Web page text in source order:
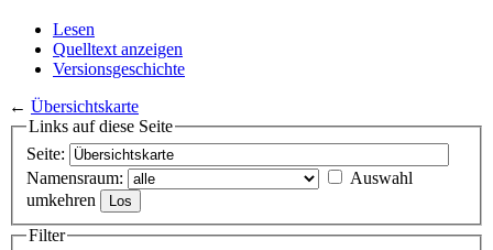
Lesen
Quelltext anzeigen
Versionsgeschichte
← Übersichtskarte
Links auf diese Seite
Seite:
Namensraum:
Auswahl
umkehren
Filter